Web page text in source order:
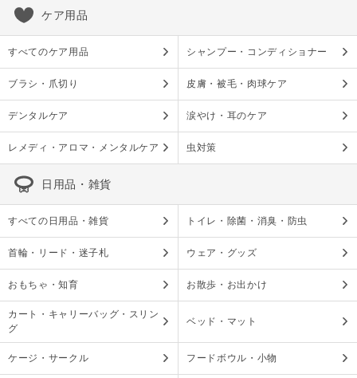
ケア用品
すべてのケア用品 シャンプー・コンディショナー
ブラシ・爪切り 皮膚・被毛・肉球ケア
デンタルケア 涙やけ・耳のケア
レメディ・アロマ・メンタルケア 虫対策
日用品・雑貨
すべての日用品・雑貨 トイレ・除菌・消臭・防虫
首輪・リード・迷子札 ウェア・グッズ
おもちゃ・知育 お散歩・お出かけ
カート・キャリーバッグ・スリン
グ
ベッド・マット
ケージ・サークル フードボウル・小物